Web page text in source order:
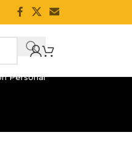
Personal